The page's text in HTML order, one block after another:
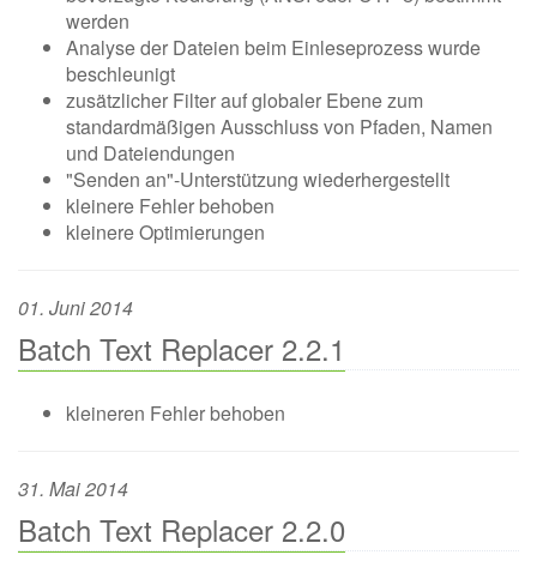
werden
Analyse der Dateien beim Einleseprozess wurde
beschleunigt
zusätzlicher Filter auf globaler Ebene zum
standardmäßigen Ausschluss von Pfaden, Namen
und Dateiendungen
"Senden an"-Unterstützung wiederhergestellt
kleinere Fehler behoben
kleinere Optimierungen
01. Juni 2014
Batch Text Replacer 2.2.1
kleineren Fehler behoben
31. Mai 2014
Batch Text Replacer 2.2.0